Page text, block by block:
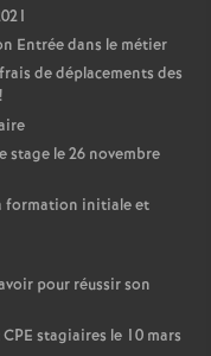
Entrée dans le métier
de déplacements des
!
stage le 26 novembre
formation initiale et
pour réussir son
CPE stagiaires le 10 mars